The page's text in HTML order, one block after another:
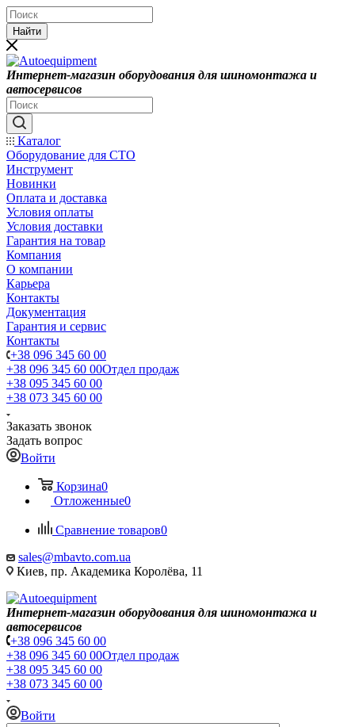
Найти
Интернет-магазин оборудования для шиномонтажа и
автосервисов
Каталог
Оборудование для СТО
Инструмент
Новинки
Оплата и доставка
Условия оплаты
Условия доставки
Гарантия на товар
Компания
О компании
Карьера
Контакты
Документация
Гарантия и сервис
Контакты
+38 096 345 60 00
+38 096 345 60 00Отдел продаж
+38 095 345 60 00
+38 073 345 60 00
Заказать звонок
Задать вопрос
Войти
Корзина0
Отложенные0
Сравнение товаров0
sales@mbavto.com.ua
Киев, пр. Академика Королёва, 11
Интернет-магазин оборудования для шиномонтажа и
автосервисов
+38 096 345 60 00
+38 096 345 60 00Отдел продаж
+38 095 345 60 00
+38 073 345 60 00
Войти